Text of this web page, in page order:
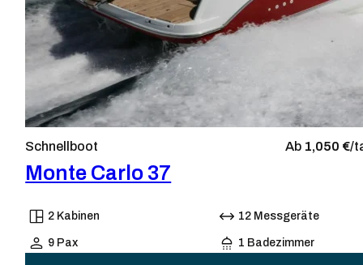
Schnellboot Ab 1,050 €/
Monte Carlo 37
2 Kabinen 12 Messgeräte
9 Pax 1 Badezimmer